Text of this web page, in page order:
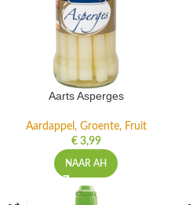
Aarts Asperges
Aardappel, Groente, Fruit
€3,99
NAAR AH